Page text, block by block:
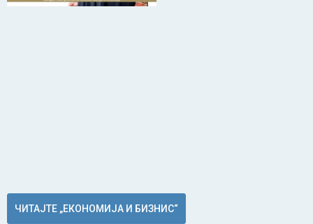
ЧИТАЈТЕ „ЕКОНОМИЈА И БИЗНИС“